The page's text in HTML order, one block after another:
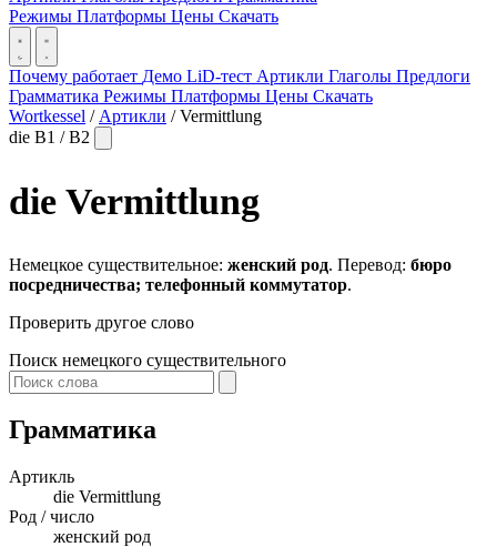
Режимы Платформы Цены Скачать
Почему работает Демо LiD-тест Артикли Глаголы Предлоги
Грамматика Режимы Платформы Цены Скачать
Wortkessel / Артикли / Vermittlung
die B1 / B2
die Vermittlung
Немецкое существительное: женский род. Перевод: бюро
посредничества; телефонный коммутатор.
Проверить другое слово
Поиск немецкого существительного
Грамматика
Артикль
die Vermittlung
Род / число
женский род